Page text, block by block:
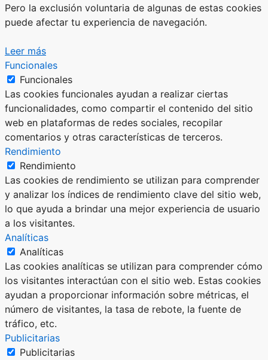
Pero la exclusión voluntaria de algunas de estas cookies
puede afectar tu experiencia de navegación.
Leer más
Funcionales
Funcionales
Las cookies funcionales ayudan a realizar ciertas
funcionalidades, como compartir el contenido del sitio
web en plataformas de redes sociales, recopilar
comentarios y otras características de terceros.
Rendimiento
Rendimiento
Las cookies de rendimiento se utilizan para comprender
y analizar los índices de rendimiento clave del sitio web,
lo que ayuda a brindar una mejor experiencia de usuario
a los visitantes.
Analíticas
Analíticas
Las cookies analíticas se utilizan para comprender cómo
los visitantes interactúan con el sitio web. Estas cookies
ayudan a proporcionar información sobre métricas, el
número de visitantes, la tasa de rebote, la fuente de
tráfico, etc.
Publicitarias
Publicitarias